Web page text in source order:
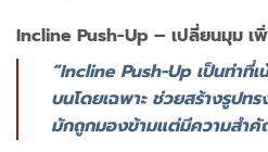
Incline Push-Up – เปลี่ยนมุม เ
“Incline Push-Up เป็นท่าที่
บนโดยเฉพาะ ช่วยสร้างรูปท
มักถูกมองข้ามแต่มีความสำ